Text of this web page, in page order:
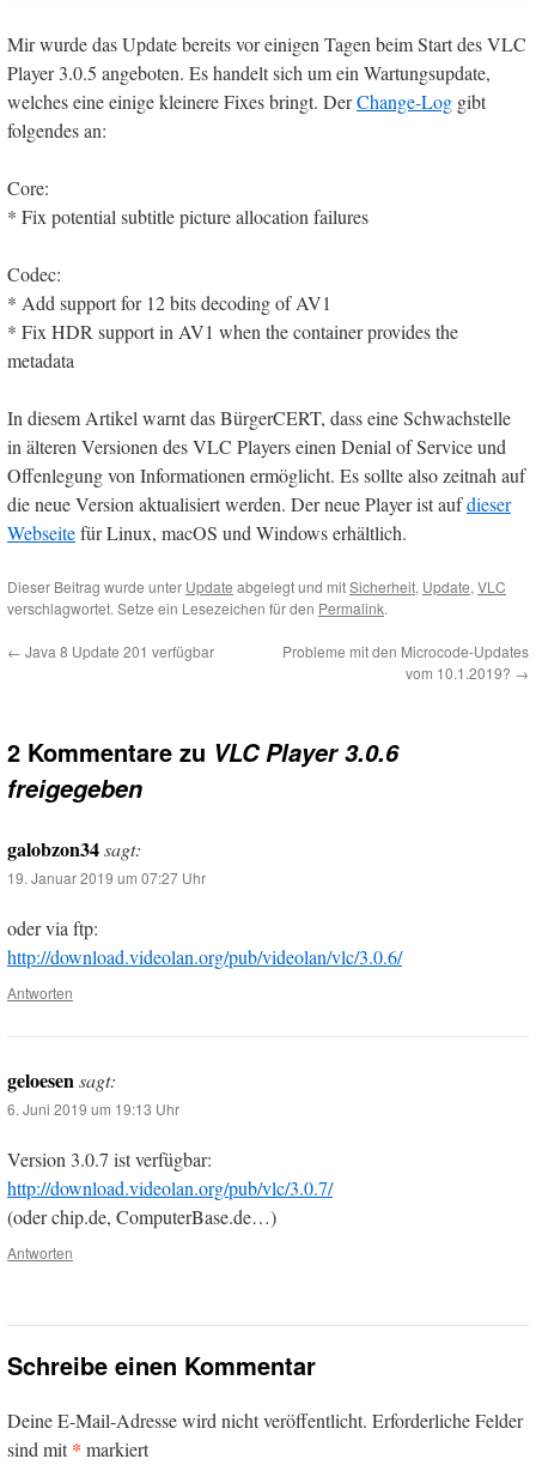
Mir wurde das Update bereits vor einigen Tagen beim Start des VLC
Player 3.0.5 angeboten. Es handelt sich um ein Wartungsupdate,
welches eine einige kleinere Fixes bringt. DerChange-Log gibt
folgendes an:
Core:
* Fix potential subtitle picture allocation failures
Codec:
* Add support for 12 bits decoding of AV1
* Fix HDR support in AV1 when the container provides the
metadata
In diesem Artikel warnt das BürgerCERT, dass eine Schwachstelle
in älteren Versionen des VLC Players einen Denial of Service und
Offenlegung von Informationen ermöglicht. Es sollte also zeitnah auf
die neue Version aktualisiert werden. Der neue Player ist aufdieser
Webseitefür Linux, macOS und Windows erhältlich.
Dieser Beitrag wurde unter Update abgelegt und mitSicherheit, Update, VLC
verschlagwortet. Setze ein Lesezeichen für den Permalink.
← Java 8 Update 201 verfügbar
Probleme mit den Microcode-Updates
vom 10.1.2019? →
2 Kommentare zu VLC Player 3.0.6
freigegeben
galobzon34sagt:
19. Januar 2019 um 07:27 Uhr
oder via ftp:
http://download.videolan.org/pub/videolan/vlc/3.0.6/
Antworten
geloesensagt:
6. Juni 2019 um 19:13 Uhr
Version 3.0.7 ist verfügbar:
http://download.videolan.org/pub/vlc/3.0.7/
(oder chip.de, ComputerBase.de…)
Antworten
Schreibe einen Kommentar
Deine E-Mail-Adresse wird nicht veröffentlicht. Erforderliche Felder
sind mit* markiert